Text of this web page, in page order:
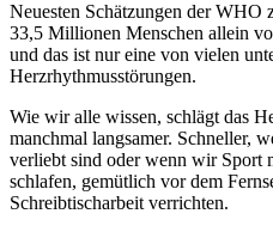
Neuesten Schätzungen der
33,5 Millionen Menschen allein
und das ist nur eine von vielen
Herzrhythmusstörungen.
Wie wir alle wissen, schlägt das
manchmal langsamer. Schneller,
verliebt sind oder wenn wir Sport
schlafen, gemütlich vor dem
Schreibtischarbeit verrichten.